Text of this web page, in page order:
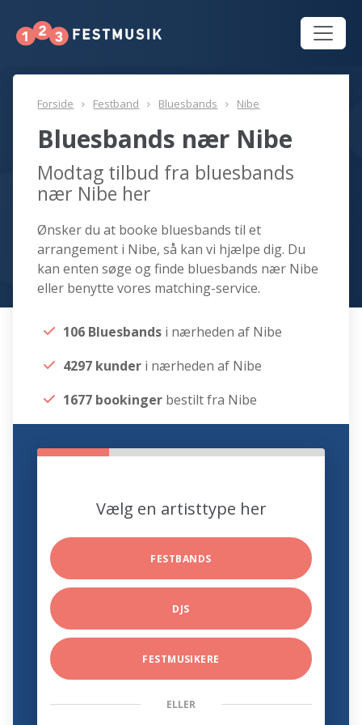
Forside Festband Bluesbands Nibe
Bluesbands nær Nibe
Modtag tilbud fra bluesbands
nær Nibe her
Ønsker du at booke bluesbands til et
arrangement i Nibe, så kan vi hjælpe dig. Du
kan enten søge og finde bluesbands nær Nibe
eller benytte vores matching-service.
106 Bluesbands i nærheden af Nibe
4297 kunder i nærheden af Nibe
1677 bookinger bestilt fra Nibe
Vælg en artisttype her
FESTBANDS
DJS
FESTMUSIKERE
ELLER